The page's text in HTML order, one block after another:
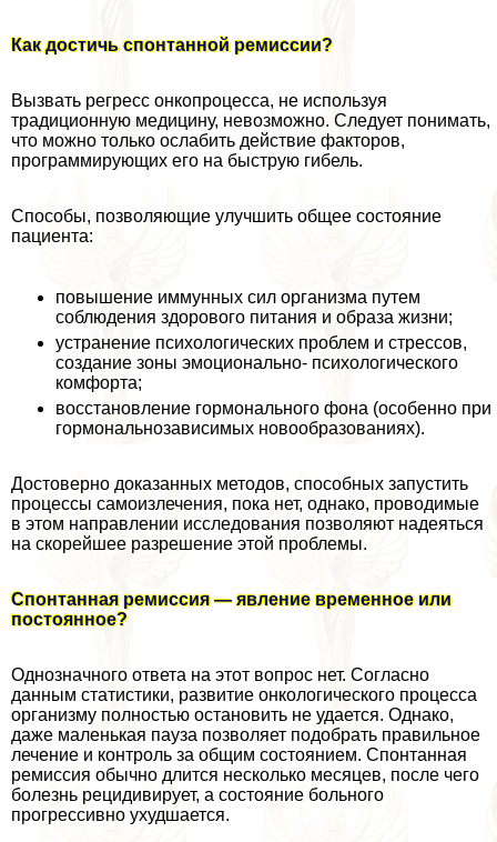
Как достичь спонтанной ремиссии?
Вызвать регресс онкопроцесса, не используя
традиционную медицину, невозможно. Следует понимать,
что можно только ослабить действие факторов,
программирующих его на быструю гибель.
Способы, позволяющие улучшить общее состояние
пациента:
повышение иммунных сил организма путем
соблюдения здорового питания и образа жизни;
устранение психологических проблем и стрессов,
создание зоны эмоционально- психологического
комфорта;
восстановление гормонального фона (особенно при
гормональнозависимых новообразованиях).
Достоверно доказанных методов, способных запустить
процессы самоизлечения, пока нет, однако, проводимые
в этом направлении исследования позволяют надеяться
на скорейшее разрешение этой проблемы.
Спонтанная ремиссия — явление временное или
постоянное?
Однозначного ответа на этот вопрос нет. Согласно
данным статистики, развитие oнкoлoгического процесса
организму полностью остановить не удается. Однако,
даже маленькая пауза позволяет подобрать правильное
лечение и контроль за общим состоянием. Спонтанная
ремиссия обычно длится несколько месяцев, после чего
болезнь рецидивирует, а состояние больного
прогрессивно ухудшается.